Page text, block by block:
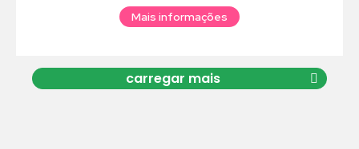
Mais informações
carregar mais